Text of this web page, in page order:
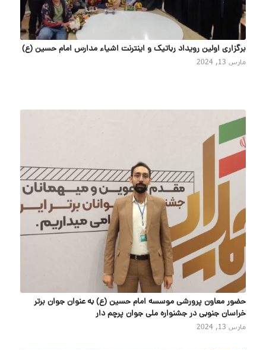
برگزاری اولین رویداد رباتیک و اینترنت اشیاء مدارس امام حسین (ع)
مارس 13, 2024
حضور معاون پرورشی موسسه امام حسین (ع) به عنوان جوان برتر
خراسان جنوبی در جشنواره ملی جوان پرچم دار
مارس 13, 2024